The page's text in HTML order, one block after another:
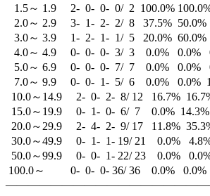
1.5～ 1.9 2- 0- 0- 0/ 2 100.0% 100.0%
2.0～ 2.9 3- 1- 2- 2/ 8 37.5% 50.0%
3.0～ 3.9 1- 2- 1- 1/ 5 20.0% 60.0%
4.0～ 4.9 0- 0- 0- 3/ 3 0.0% 0.0%
5.0～ 6.9 0- 0- 0- 7/ 7 0.0% 0.0%
7.0～ 9.9 0- 0- 1- 5/ 6 0.0% 0.0%
10.0～14.9 2- 0- 2- 8/ 12 16.7%
15.0～19.9 0- 1- 0- 6/ 7 0.0% 14.3%
20.0～29.9 2- 4- 2- 9/ 17 11.8%
30.0～49.9 0- 1- 1- 19/ 21 0.0%
50.0～99.9 0- 0- 1- 22/ 23 0.0%
100.0～ 0- 0- 0- 36/ 36 0.0% 0.0%